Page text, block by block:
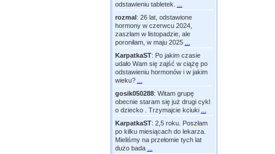
odstawieniu tabletek.
rozmal: 26 lat, odstawione
hormony w czerwcu 2024,
zaszłam w listopadzie, ale
poroniłam, w maju 2025
KarpatkaST: Po jakim czasie
udało Wam się zajść w ciążę po
odstawieniu hormonów i w jakim
wieku?
gosik050288: Witam grupę
obecnie staram się już drugi cykl
o dziecko . Trzymajcie kciuki
KarpatkaST: 2,5 roku. Poszłam
po kilku miesiącach do lekarza.
Mieliśmy na przełomie tych lat
dużo bada